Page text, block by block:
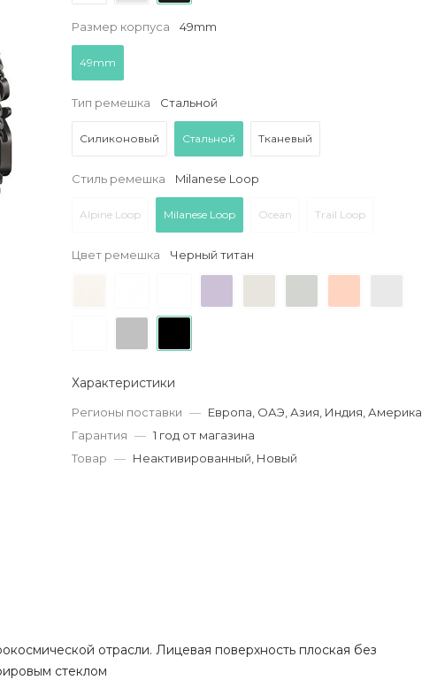
Размер корпуса 49mm
49mm
Тип ремешка Стальной
Силиконовый Стальной Тканевый
Стиль ремешка Milanese Loop
Alpine Loop Milanese Loop Ocean Trail Loop
Цвет ремешка Черный титан
Характеристики
Регионы поставки — Европа, ОАЭ, Азия, Индия, Америка
Гарантия — 1 год от магазина
Товар — Неактивированный, Новый
отрасли. Лицевая поверхность плоская без
стеклом